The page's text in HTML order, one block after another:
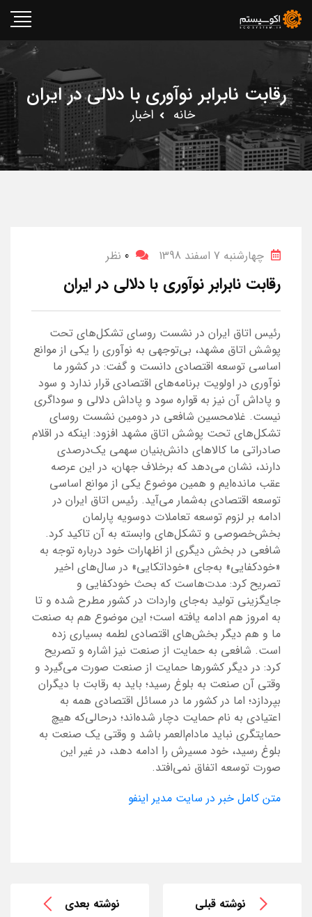
رقابت نابرابر نوآوری با دلالی در ایران
خانه اخبار
چهارشنبه 7 اسفند 1398 0 نظر
رقابت نابرابر نوآوری با دلالی در ایران
رئیس اتاق ایران در نشست روسای تشکل‌های تحت
پوشش اتاق مشهد، بی‌توجهی به نوآوری را یکی از موانع
اساسی توسعه اقتصادی دانست و گفت: در کشور ما
نوآوری در اولویت برنامه‌های اقتصادی قرار ندارد و سود
و پاداش آن نیز به قواره سود و پاداش دلالی و سوداگری
نیست. غلامحسین شافعی در دومین نشست روسای
تشکل‌های تحت پوشش اتاق مشهد افزود: اینکه در اقلام
صادراتی ما کالاهای دانش‌بنیان سهمی یک‌درصدی
دارند، نشان می‌دهد که برخلاف جهان، در این عرصه
عقب مانده‌ایم و همین موضوع یکی از موانع اساسی
توسعه اقتصادی به‌شمار می‌آید. رئیس اتاق ایران در
ادامه بر لزوم توسعه تعاملات دوسویه پارلمان
بخش‌خصوصی و تشکل‌های وابسته به آن تاکید کرد.
شافعی در بخش دیگری از اظهارات خود درباره توجه به
«خودکفایی» به‌جای «خوداتکایی» در سال‌های اخیر
تصریح کرد: مدت‌هاست که بحث خودکفایی و
جایگزینی تولید به‌جای واردات در کشور مطرح شده و تا
به امروز هم ادامه یافته است؛ این موضوع هم به صنعت
ما و هم دیگر بخش‌های اقتصادی لطمه بسیاری زده
است. شافعی به حمایت از صنعت نیز اشاره و تصریح
کرد: در دیگر کشورها حمایت از صنعت صورت می‌گیرد و
وقتی آن صنعت به بلوغ رسید؛ باید به رقابت با دیگران
بپردازد؛ اما در کشور ما در مسائل اقتصادی همه به
اعتیادی به نام حمایت دچار شده‌اند؛ درحالی‌که هیچ
حمایتگری نباید مادام‌العمر باشد و وقتی یک صنعت به
بلوغ رسید، خود مسیرش را ادامه دهد، در غیر این
صورت توسعه اتفاق نمی‌افتد.
متن کامل خبر در سایت مدیر اینفو
نوشته قبلی نوشته بعدی